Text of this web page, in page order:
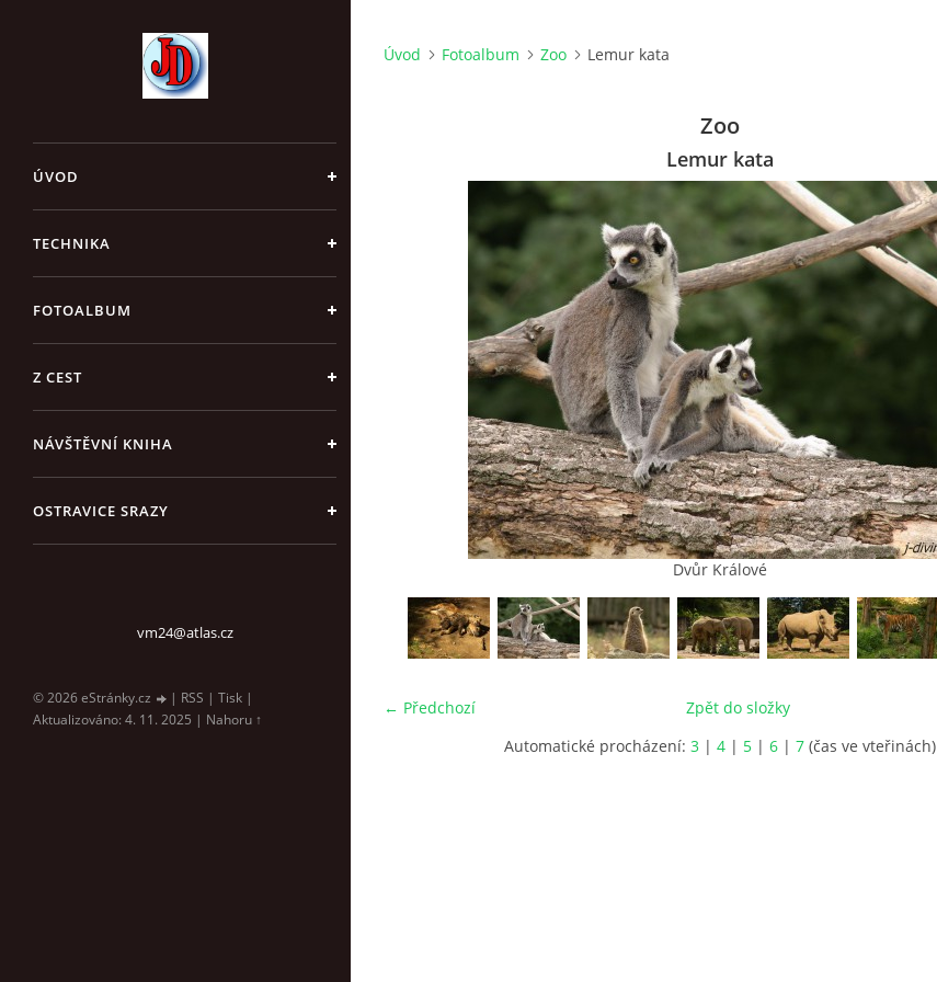
ÚVOD
TECHNIKA
FOTOALBUM
Z CEST
NÁVŠTĚVNÍ KNIHA
OSTRAVICE SRAZY
vm24@atlas.cz
© 2026 eStránky.cz | RSS | Tisk |
Aktualizováno: 4. 11. 2025 | Nahoru ↑
Úvod Fotoalbum Zoo Lemur kata
Zoo
Lemur kata
Dvůr Králové
← Předchozí
Zpět do složky
Automatické procházení: 3 | 4 | 5 | 6 | 7 (čas ve vteřinách)